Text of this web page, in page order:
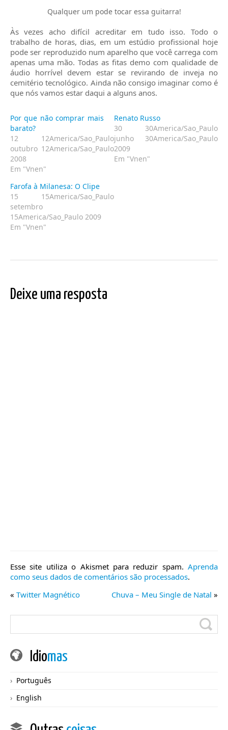
Qualquer um pode tocar essa guitarra!
Às vezes acho difícil acreditar em tudo isso. Todo o
trabalho de horas, dias, em um estúdio profissional hoje
pode ser reproduzido num aparelho que você carrega com
apenas uma mão. Todas as fitas demo com qualidade de
áudio horrível devem estar se revirando de inveja no
cemitério tecnológico. Ainda não consigo imaginar como é
que nós vamos estar daqui a alguns anos.
Por que não comprar mais
barato?
12 12America/Sao_Paulo
outubro 12America/Sao_Paulo
2008
Em "Vnen"
Renato Russo
30 30America/Sao_Paulo
junho 30America/Sao_Paulo
2009
Em "Vnen"
Farofa à Milanesa: O Clipe
15 15America/Sao_Paulo
setembro
15America/Sao_Paulo 2009
Em "Vnen"
Deixe uma resposta
Esse site utiliza o Akismet para reduzir spam. Aprenda
como seus dados de comentários são processados.
« Twitter Magnético Chuva – Meu Single de Natal »
Idiomas
Português
English